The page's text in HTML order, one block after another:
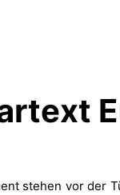
stehen vor der